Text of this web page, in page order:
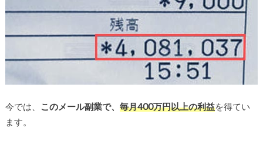
今では、 このメール副業で、 毎月400万円以上の利益を得てい
ます。